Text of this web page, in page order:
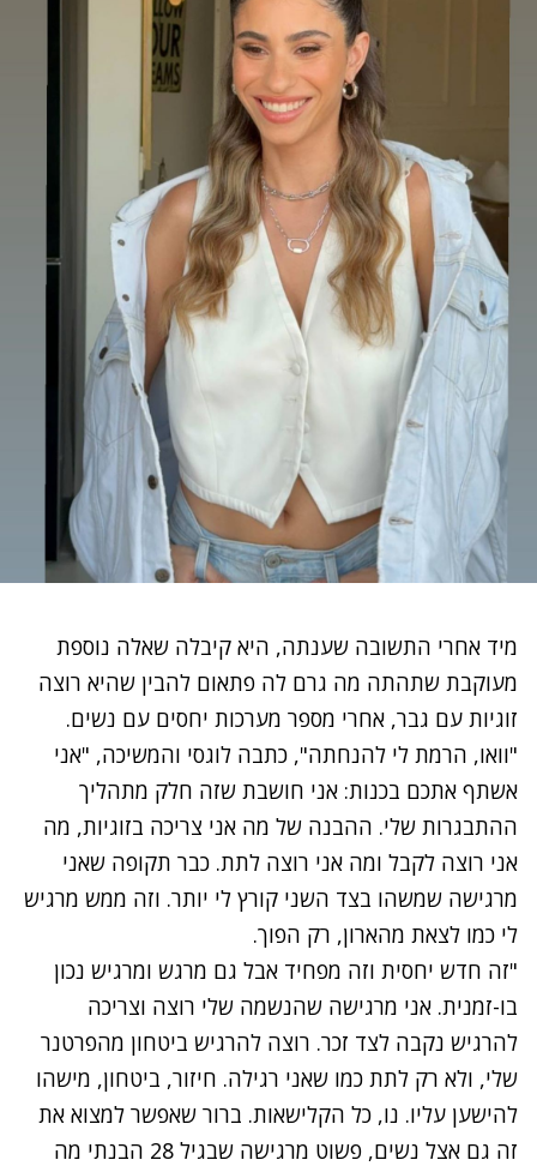
מיד אחרי התשובה שענתה, היא קיבלה שאלה נוספת
מעוקבת שתהתה מה גרם לה פתאום להבין שהיא רוצה
זוגיות עם גבר, אחרי מספר מערכות יחסים עם נשים.
"וואו, הרמת לי להנחתה", כתבה לוגסי והמשיכה, "אני
אשתף אתכם בכנות: אני חושבת שזה חלק מתהליך
ההתבגרות שלי. ההבנה של מה אני צריכה בזוגיות, מה
אני רוצה לקבל ומה אני רוצה לתת. כבר תקופה שאני
מרגישה שמשהו בצד השני קורץ לי יותר. וזה ממש מרגיש
לי כמו לצאת מהארון, רק הפוך.
"זה חדש יחסית וזה מפחיד אבל גם מרגש ומרגיש נכון
בו-זמנית. אני מרגישה שהנשמה שלי רוצה וצריכה
להרגיש נקבה לצד זכר. רוצה להרגיש ביטחון מהפרטנר
שלי, ולא רק לתת כמו שאני רגילה. חיזור, ביטחון, מישהו
להישען עליו. נו, כל הקלישאות. ברור שאפשר למצוא את
זה גם אצל נשים, פשוט מרגישה שבגיל 28 הבנתי מה